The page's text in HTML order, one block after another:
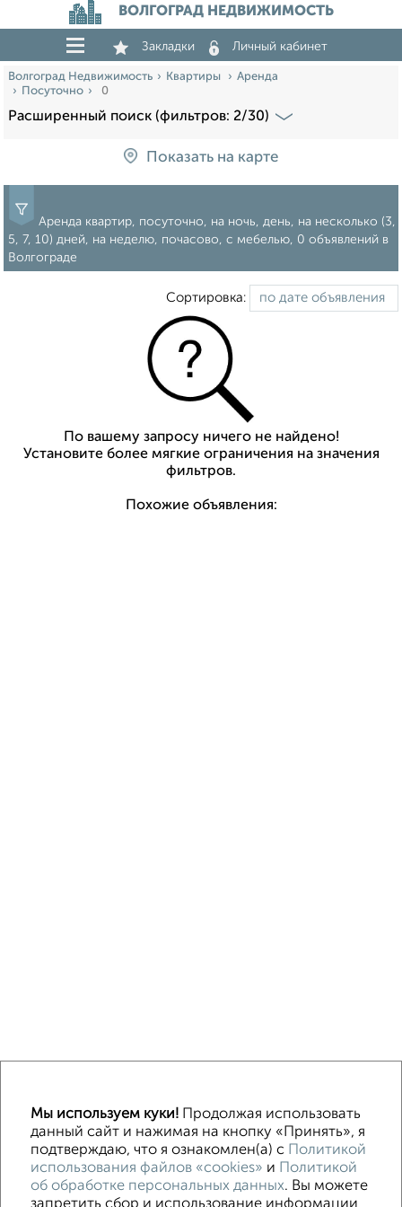
ВОЛГОГРАД НЕДВИЖИМОСТЬ
Закладки Личный кабинет
Волгоград Недвижимость Квартиры
Аренда
Посуточно
0
Расширенный поиск (фильтров: 2/30)
Показать на карте
Аренда квартир, посуточно, на ночь, день, на несколько (3,
5, 7, 10) дней, на неделю, почасово, с мебелью, 0 объявлений в
Волгограде
Сортировка:
По вашему запросу ничего не найдено!
Установите более мягкие ограничения на значения
фильтров.
Похожие объявления:
Однокомнатные Двухкомнатные
Без посредников
На длительный срок На сутки Без мебели
Контакты
Политика конфиденциальности
Пользовательское соглашение
Волгоград, улица Огарёва 15
Мы используем куки! Продолжая использовать
данный сайт и нажимая на кнопку «Принять», я
подтверждаю, что я ознакомлен(а) с Политикой
использования файлов «cookies» и Политикой
об обработке персональных данных. Вы можете